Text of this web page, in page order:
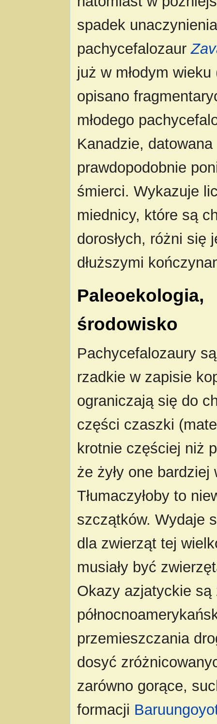
spadek
pachycefalozaur
już w młodym
opisano
młodego
Kanadzie,
prawdopodobnie
śmierci. Wykazuje
miednicy, które są
dorosłych, różni się
dłuższymi
Paleoekologia,
środowisko
Pachycefalozaury
rzadkie w zapisie
ograniczają się do
części czaszki
krotnie częściej niż
że żyły one
Tłumaczyłoby to
szczątków. Wydaje
dla zwierząt tej
musiały być
Okazy azjatyckie
przemieszczania
dosyć
zarówno gorące,
formacji